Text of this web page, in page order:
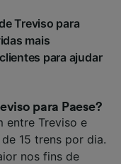
Treviso para
mais
para ajudar
para Paese?
entre Treviso e
15 trens por dia.
nos fins de